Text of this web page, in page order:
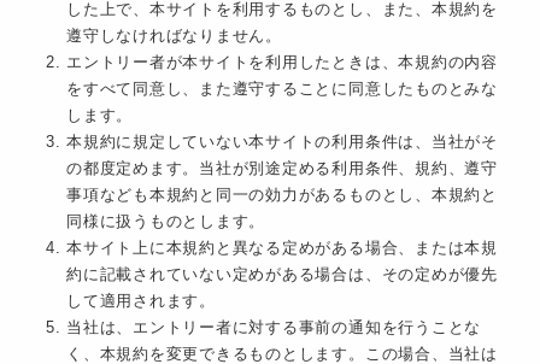
した上で、本サイトを利用するものとし、また、本規約を
遵守しなければなりません。
エントリー者が本サイトを利用したときは、本規約の内容
をすべて同意し、また遵守することに同意したものとみな
します。
本規約に規定していない本サイトの利用条件は、当社がそ
の都度定めます。当社が別途定める利用条件、規約、遵守
事項なども本規約と同一の効力があるものとし、本規約と
同様に扱うものとします。
本サイト上に本規約と異なる定めがある場合、または本規
約に記載されていない定めがある場合は、その定めが優先
して適用されます。
当社は、エントリー者に対する事前の通知を行うことな
く、本規約を変更できるものとします。この場合、当社は